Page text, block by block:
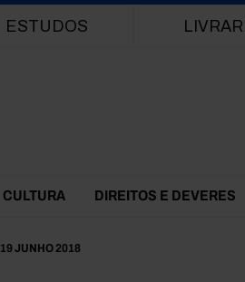
ESTUDOS
CULTURA DIREITOS E DEVERES
19 JUNHO 2018